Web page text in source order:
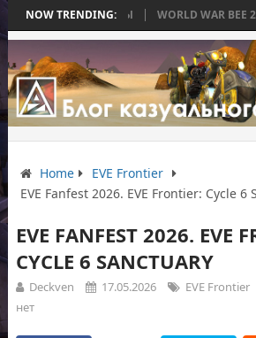
NOW TRENDING:
БЕЗ БИТВЫ WORLD WAR BEE 2. ЧАСТЬ
Home
EVE Frontier
EVE Fanfest 2026. EVE Frontier: Cycle 6
EVE FANFEST 2026. EVE
CYCLE 6 SANCTUARY
Deckven 17.05.2026 EVE Frontier
нет